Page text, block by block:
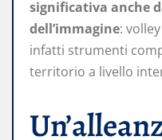
significativa anche
dell’immagine:
infatti strumenti
territorio a livello